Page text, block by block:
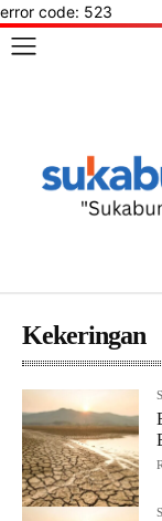
error code: 523
Kekeringan